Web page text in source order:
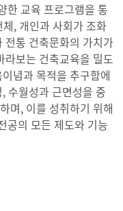
한 교육 프로그램을 통
, 개인과 사회가 조화
전통 건축문화의 가치가
보는 건축교육을 밀도
념과 목적을 추구함에
수월성과 근면성을 중
며, 이를 성취하기 위해
공의 모든 제도와 기능